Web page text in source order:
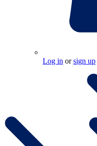
Log in orsign up